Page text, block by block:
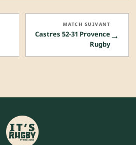
→
MATCH SUIVANT
Castres 52-31 Provence
Rugby